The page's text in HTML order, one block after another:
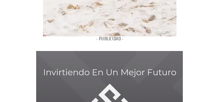
- PUBLICIDAD -